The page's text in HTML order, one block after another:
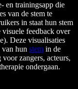
en trainingsapp die
van de stem te
in staat hun stem
visuele feedback over
Deze visualisaties
hun stem in de
zangers, acteurs,
ondergaan.